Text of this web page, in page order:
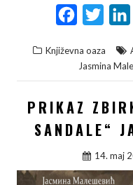
c
e
b
o
k
i
t
t
I
Književna oaza
Jasmina
PRIKAZ
SANDALE“
14. maj